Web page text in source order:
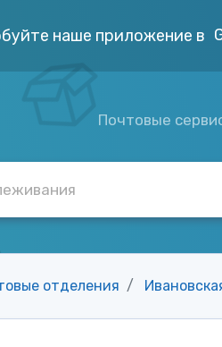
наше приложение в
Почтовые
отделения